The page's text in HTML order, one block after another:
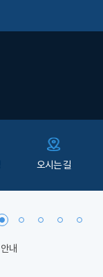
오시는 길